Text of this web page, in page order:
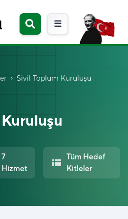
☰
chevron_right Sivil Toplum Kuruluşu
7
Hizmet
view_list
Tüm Hedef
Kitleler